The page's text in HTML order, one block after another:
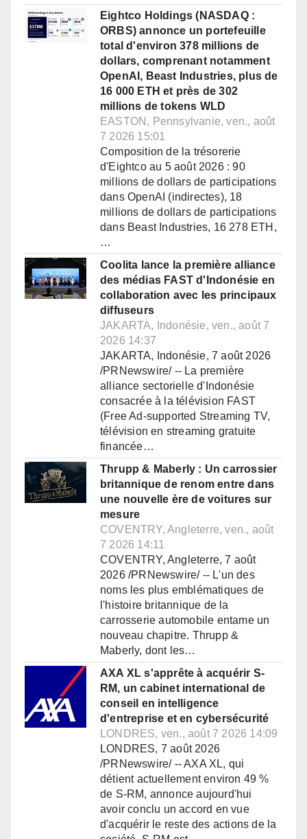
Eightco Holdings (NASDAQ :
ORBS) annonce un portefeuille
total d'environ 378 millions de
dollars, comprenant notamment
OpenAI, Beast Industries, plus de
16 000 ETH et près de 302
millions de tokens WLD
EASTON, Pennsylvanie, ven., août
7 2026 15:01
Composition de la trésorerie
d'Eightco au 5 août 2026 : 90
millions de dollars de participations
dans OpenAI (indirectes), 18
millions de dollars de participations
dans Beast Industries, 16 278 ETH,
…
Coolita lance la première alliance
des médias FAST d'Indonésie en
collaboration avec les principaux
diffuseurs
JAKARTA, Indonésie, ven., août 7
2026 14:37
JAKARTA, Indonésie, 7 août 2026
/PRNewswire/ -- La première
alliance sectorielle d'Indonésie
consacrée à la télévision FAST
(Free Ad-supported Streaming TV,
télévision en streaming gratuite
financée…
Thrupp & Maberly : Un carrossier
britannique de renom entre dans
une nouvelle ère de voitures sur
mesure
COVENTRY, Angleterre, ven., août
7 2026 14:11
COVENTRY, Angleterre, 7 août
2026 /PRNewswire/ -- L'un des
noms les plus emblématiques de
l'histoire britannique de la
carrosserie automobile entame un
nouveau chapitre. Thrupp &
Maberly, dont les…
AXA XL s'apprête à acquérir S-
RM, un cabinet international de
conseil en intelligence
d'entreprise et en cybersécurité
LONDRES, ven., août 7 2026 14:09
LONDRES, 7 août 2026
/PRNewswire/ -- AXA XL, qui
détient actuellement environ 49 %
de S-RM, annonce aujourd'hui
avoir conclu un accord en vue
d'acquérir le reste des actions de la